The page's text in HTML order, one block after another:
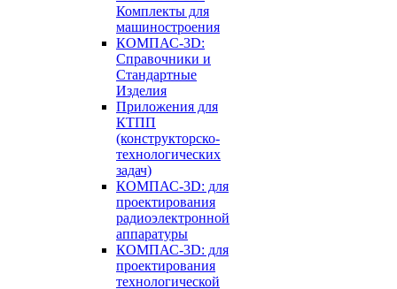
Комплекты для
машиностроения
КОМПАС-3D:
Справочники и
Стандартные
Изделия
Приложения для
КТПП
(конструкторско-
технологических
задач)
КОМПАС-3D: для
проектирования
радиоэлектронной
аппаратуры
КОМПАС-3D: для
проектирования
технологической